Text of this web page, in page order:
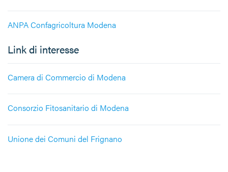
ANPA Confagricoltura Modena
Link di interesse
Camera di Commercio di Modena
Consorzio Fitosanitario di Modena
Unione dei Comuni del Frignano